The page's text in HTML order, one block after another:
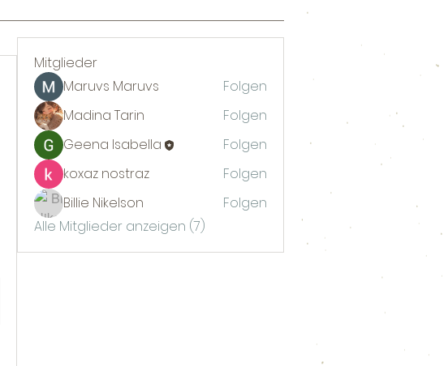
Mitglieder
Maruvs Maruvs
Folgen
Madina Tarin
Folgen
Geena Isabella
Folgen
koxaz nostraz
Folgen
Billie Nikelson
Folgen
Alle Mitglieder anzeigen (7)